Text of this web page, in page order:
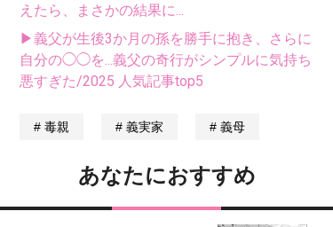
えたら、まさかの結果に...
▶義父が生後3か月の孫を勝手に抱き、さらに
自分の◯◯を...義父の奇行がシンプルに気持ち
悪すぎた/2025 人気記事top5
毒親 義実家 義母
あなたにおすすめ